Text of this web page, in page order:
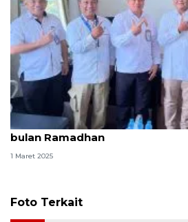
KKP-BPOM sinergi jaga mutu
bulan Ramadhan
1 Maret 2025
Foto Terkait